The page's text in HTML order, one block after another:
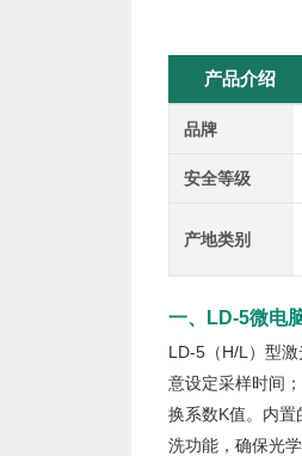
产品介绍
品牌
安全等级
产地类别
一、LD-5微电
LD-5（H/L）型
意设定采样时间
换系数K值。内
洗功能，确保光